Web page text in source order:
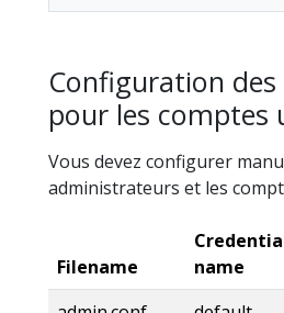
Configuration
pour les comptes
Vous devez configurer
administrateurs et les
Filename
name